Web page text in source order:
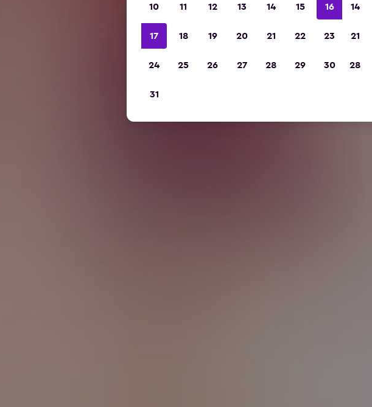
10 11 12 13 14 15 16
17 18 19 20 21 22 23
24 25 26 27 28 29 30
31
14
21
28